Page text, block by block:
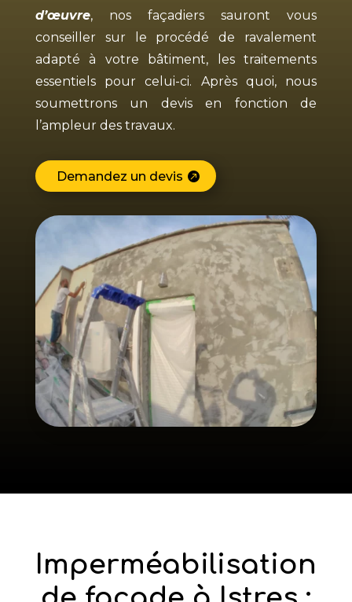
d’œuvre, nos façadiers sauront vous
conseiller sur le procédé de ravalement
adapté à votre bâtiment, les traitements
essentiels pour celui-ci. Après quoi, nous
soumettrons un devis en fonction de
l’ampleur des travaux.
Demandez un devis
Imperméabilisation